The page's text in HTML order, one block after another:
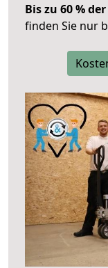
Bis zu 60 %
finden Sie nur